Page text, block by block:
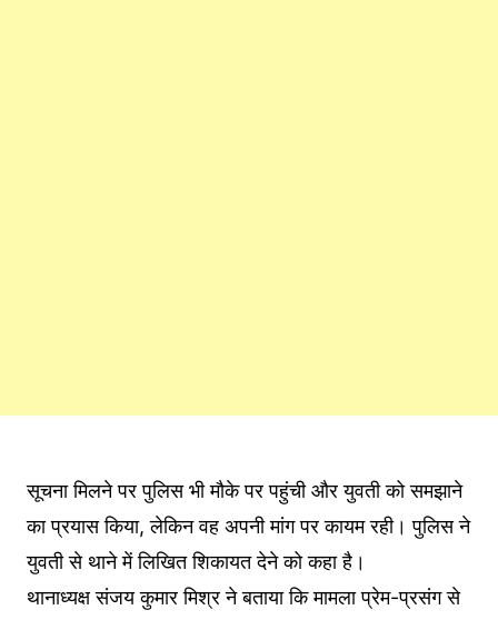
सूचना मिलने पर पुलिस भी मौके पर पहुंची और युवती को समझाने
का प्रयास किया, लेकिन वह अपनी मांग पर कायम रही। पुलिस ने
युवती से थाने में लिखित शिकायत देने को कहा है।
थानाध्यक्ष संजय कुमार मिश्र ने बताया कि मामला प्रेम-प्रसंग से